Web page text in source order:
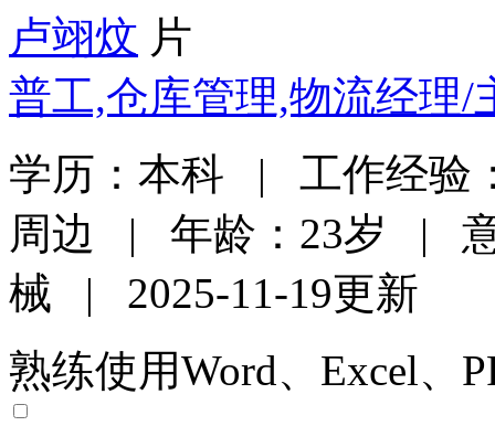
卢翊炆
普工,仓库管理,物流经理/
学历：本科 | 工作经验
周边 | 年龄：23岁 | 意
械 | 2025-11-19更新
熟练使用Word、Excel、